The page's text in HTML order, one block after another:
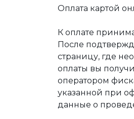
Оплата картой
К оплате
После
страницу, где
оплаты вы
оператором
указанной при
данные о